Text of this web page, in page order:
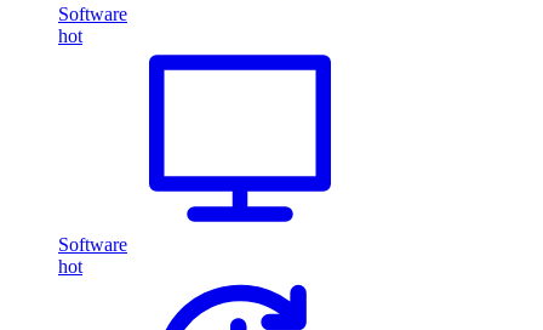
Software
hot
Software
hot